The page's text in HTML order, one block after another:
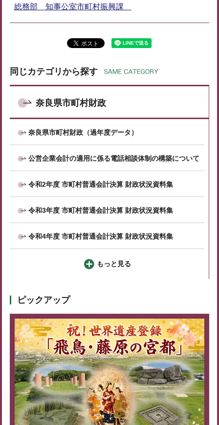
総務部 知事公室市町村振興課
同じカテゴリから探す
奈良県市町村財政
奈良県市町村財政（過年度データ）
公営企業会計の適用に係る電話相談体制の構築について
令和2年度 市町村普通会計決算 財政状況資料集
令和3年度 市町村普通会計決算 財政状況資料集
令和4年度 市町村普通会計決算 財政状況資料集
もっと見る
ピックアップ